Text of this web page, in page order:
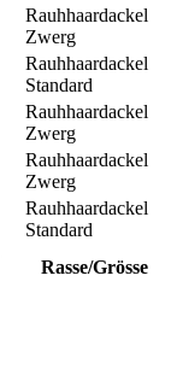
Rauhhaardackel
Zwerg
Rauhhaardackel
Standard
Rauhhaardackel
Zwerg
Rauhhaardackel
Zwerg
Rauhhaardackel
Standard
Rasse/Grösse